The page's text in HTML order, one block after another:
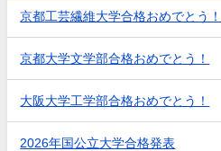
京都工芸繊維大学合格おめでとう！
京都大学文学部合格おめでとう！
大阪大学工学部合格おめでとう！
2026年国公立大学合格発表